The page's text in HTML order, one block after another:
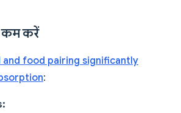
कम करें
food pairing significantly
: